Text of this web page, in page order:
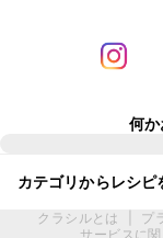
何
カテゴリからレシピ
クラシルとは プ
サービスに